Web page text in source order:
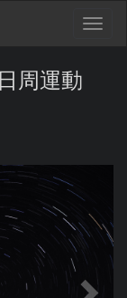
周運動